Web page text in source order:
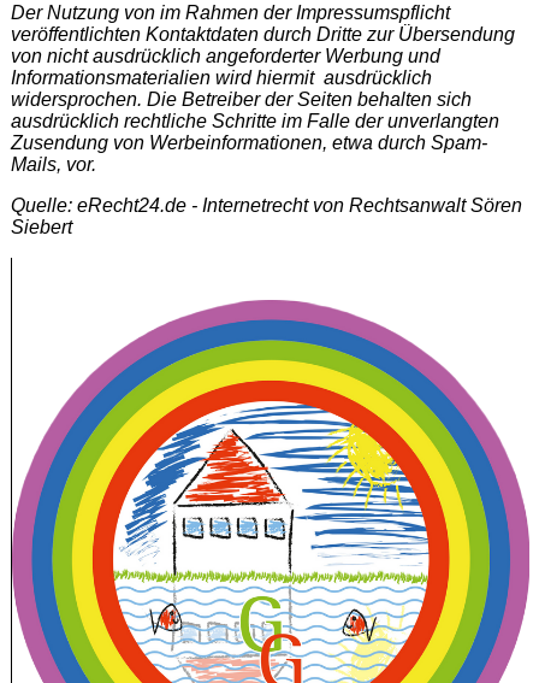
Der Nutzung von im Rahmen der Impressumspflicht
veröffentlichten Kontaktdaten durch Dritte zur Übersendung
von nicht ausdrücklich angeforderter Werbung und
Informationsmaterialien wird hiermit ausdrücklich
widersprochen. Die Betreiber der Seiten behalten sich
ausdrücklich rechtliche Schritte im Falle der unverlangten
Zusendung von Werbeinformationen, etwa durch Spam-
Mails, vor.
Quelle: eRecht24.de - Internetrecht von Rechtsanwalt Sören
Siebert